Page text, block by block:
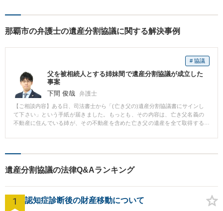
那覇市の弁護士の遺産分割協議に関する解決事例
# 協議
父を被相続人とする姉妹間で遺産分割協議が成立した
事案
下間 俊哉 弁護士
【ご相談内容】ある日、司法書士から「(亡き父の)遺産分割協議書にサインし
て下さい」という手紙が届きました。もっとも、その内容は、亡き父名義の
不動産に住んでいる姉が、その不動産を含めた亡き父の遺産を全て取得する
故、サインしないのか?」と毎日督促の電話が来るようになりました。 弁護士
ことなく、こちらが考えていた内容に近い形で遺産分割協議がまとまりまし
た。 遺産分割調停になれば最終的な解決まで1年以上かかることが多いのです
督促や連絡でストレスを抱えている方も多いと思います。この点、弁護士を
代理人につけ、連絡の窓口を弁護士に一本化することで、そのようなストレ
遺産分割協議の法律Q&Aランキング
1 認知症診断後の財産移動について